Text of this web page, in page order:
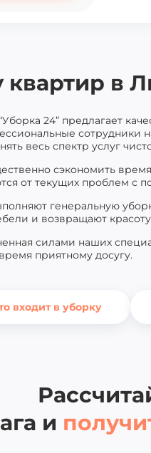
квартир в
24” предлагает
весь спектр услуг
сэкономить
от текущих проблем с
генеральную
и возвращают
силами наших
приятному досугу.
входит в уборку
и